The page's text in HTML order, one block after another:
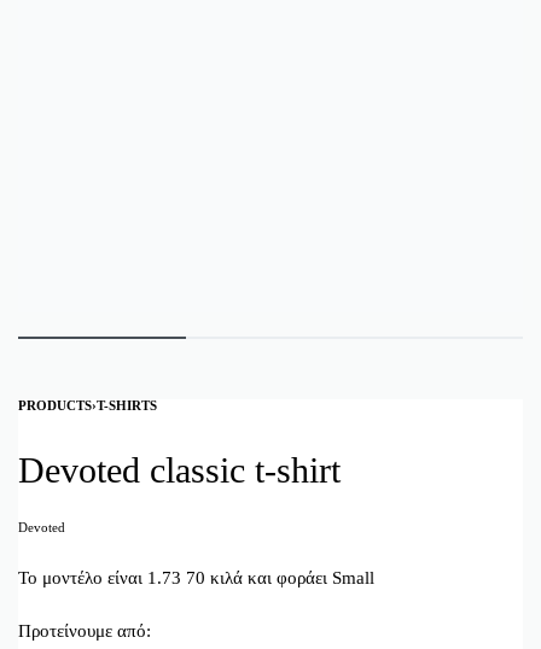
PRODUCTS›T-SHIRTS
Devoted classic t-shirt
Devoted
Το μοντέλο είναι 1.73 70 κιλά και φοράει Small
Προτείνουμε από: